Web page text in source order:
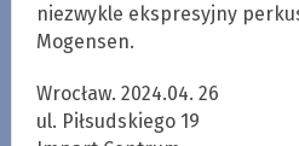
niezwykle ekspresyjny
Mogensen.
Wrocław. 2024.04. 26
ul. Piłsudskiego 19